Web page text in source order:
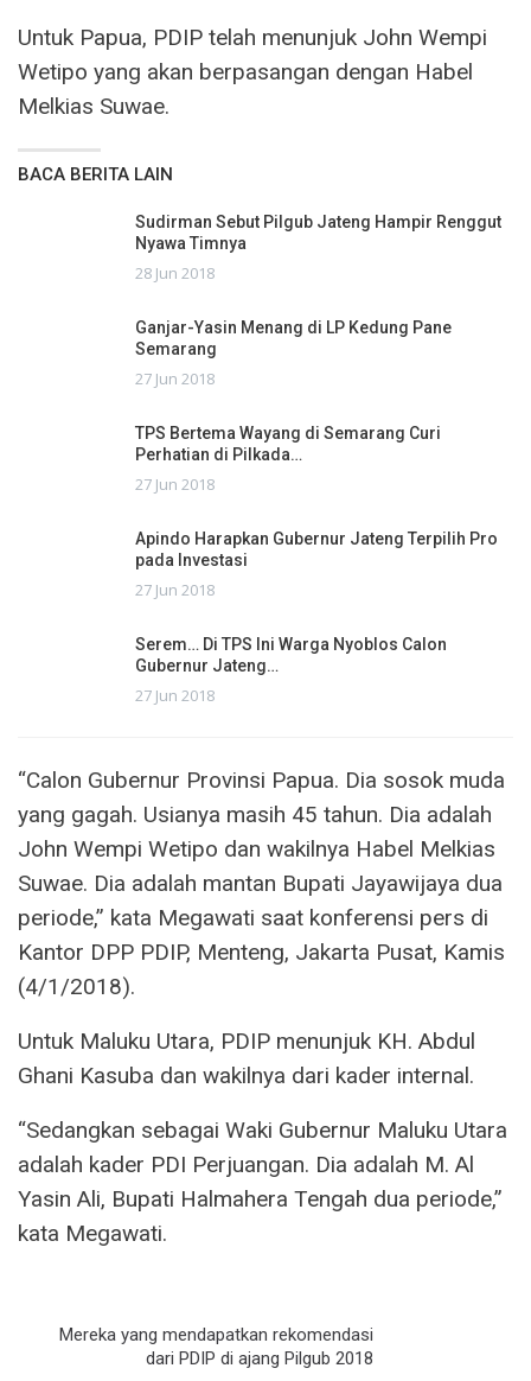
Untuk Papua, PDIP telah menunjuk John Wempi
Wetipo yang akan berpasangan dengan Habel
Melkias Suwae.
BACA BERITA LAIN
Sudirman Sebut Pilgub Jateng Hampir Renggut
Nyawa Timnya
28 Jun 2018
Ganjar-Yasin Menang di LP Kedung Pane
Semarang
27 Jun 2018
TPS Bertema Wayang di Semarang Curi
Perhatian di Pilkada…
27 Jun 2018
Apindo Harapkan Gubernur Jateng Terpilih Pro
pada Investasi
27 Jun 2018
Serem… Di TPS Ini Warga Nyoblos Calon
Gubernur Jateng…
27 Jun 2018
“Calon Gubernur Provinsi Papua. Dia sosok muda
yang gagah. Usianya masih 45 tahun. Dia adalah
John Wempi Wetipo dan wakilnya Habel Melkias
Suwae. Dia adalah mantan Bupati Jayawijaya dua
periode,” kata Megawati saat konferensi pers di
Kantor DPP PDIP, Menteng, Jakarta Pusat, Kamis
(4/1/2018).
Untuk Maluku Utara, PDIP menunjuk KH. Abdul
Ghani Kasuba dan wakilnya dari kader internal.
“Sedangkan sebagai Waki Gubernur Maluku Utara
adalah kader PDI Perjuangan. Dia adalah M. Al
Yasin Ali, Bupati Halmahera Tengah dua periode,”
kata Megawati.
Mereka yang mendapatkan rekomendasi
dari PDIP di ajang Pilgub 2018